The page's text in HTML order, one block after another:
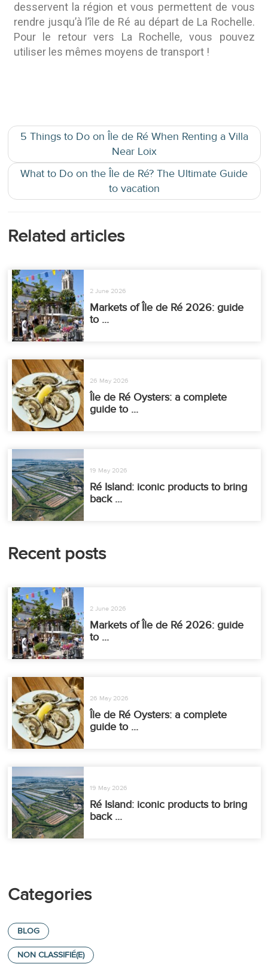
desservent la région et vous permettent de vous
rendre jusqu’à l’île de Ré au départ de La Rochelle.
Pour le retour vers La Rochelle, vous pouvez
utiliser les mêmes moyens de transport !
5 Things to Do on Île de Ré When Renting a Villa
Near Loix
What to Do on the Île de Ré? The Ultimate Guide
to vacation
Related articles
2 June 2026
Markets of Île de Ré 2026: guide
to ...
26 May 2026
Île de Ré Oysters: a complete
guide to ...
19 May 2026
Ré Island: iconic products to bring
back ...
Recent posts
2 June 2026
Markets of Île de Ré 2026: guide
to ...
26 May 2026
Île de Ré Oysters: a complete
guide to ...
19 May 2026
Ré Island: iconic products to bring
back ...
Categories
BLOG
NON CLASSIFIÉ(E)